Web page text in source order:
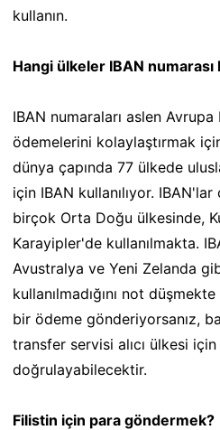
kullanın.
Hangi ülkeler IBAN numarası
IBAN numaraları aslen
ödemelerini kolaylaştırmak
dünya çapında 77 ülkede
için IBAN kullanılıyor.
birçok Orta Doğu ülkesinde,
Karayipler'de kullanılmakta.
Avustralya ve Yeni Zelanda
kullanılmadığını not
bir ödeme gönderiyorsanız,
transfer servisi alıcı ülkesi
doğrulayabilecektir.
Filistin için para göndermek?